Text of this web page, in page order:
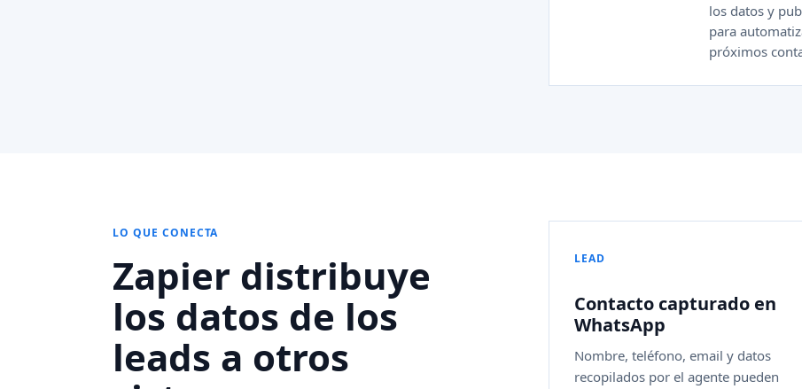
los datos y
para
próximos
LO QUE CONECTA
Zapier distribuye
los datos de los
leads a otros
LEAD
Contacto capturado en
WhatsApp
Nombre, teléfono, email y datos
recopilados por el agente pueden